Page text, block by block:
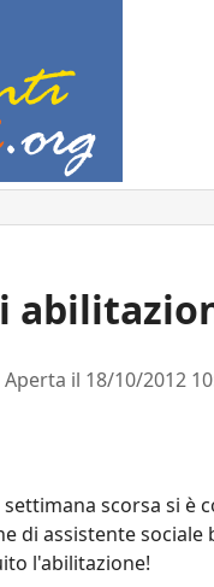
Aperta il 18/10/2012
settimana scorsa si è
di assistente
l'abilitazione!